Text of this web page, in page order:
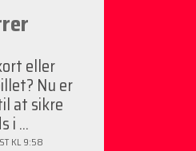
eller
Nu er
at sikre
i ...
KL 9:58